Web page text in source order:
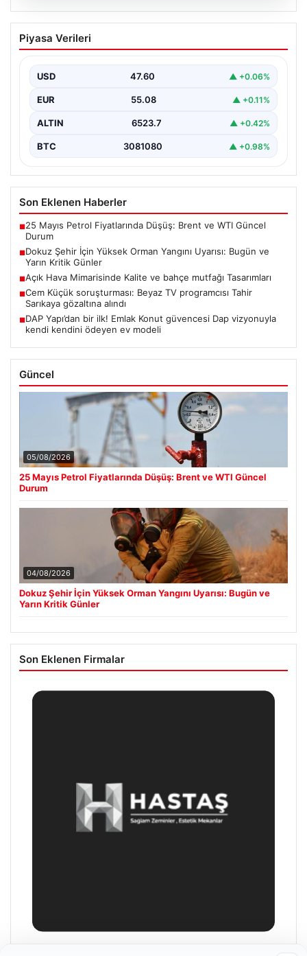
04.08.2026
Dokuz Şehir İçin Yüksek Orman Yangını
Uyarısı: Bugün ve Yarın Kritik Günler
kesimlerinde yer alan toplam dokuz şehri yüksek…
Piyasa Verileri
USD 47.60 ▲ +0.06%
EUR 55.08 ▲ +0.11%
ALTIN 6523.7 ▲ +0.42%
BTC 3081080 ▲ +0.98%
Son Eklenen Haberler
■25 Mayıs Petrol Fiyatlarında Düşüş: Brent ve WTI Güncel
Durum
■Dokuz Şehir İçin Yüksek Orman Yangını Uyarısı: Bugün ve
Yarın Kritik Günler
■Açık Hava Mimarisinde Kalite ve bahçe mutfağı Tasarımları
■Cem Küçük soruşturması: Beyaz TV programcısı Tahir
Sarıkaya gözaltına alındı
■DAP Yapı’dan bir ilk! Emlak Konut güvencesi Dap vizyonuyla
kendi kendini ödeyen ev modeli
Güncel
05/08/2026
25 Mayıs Petrol Fiyatlarında Düşüş: Brent ve WTI Güncel
Durum
04/08/2026
Dokuz Şehir İçin Yüksek Orman Yangını Uyarısı: Bugün ve
Yarın Kritik Günler
Son Eklenen Firmalar